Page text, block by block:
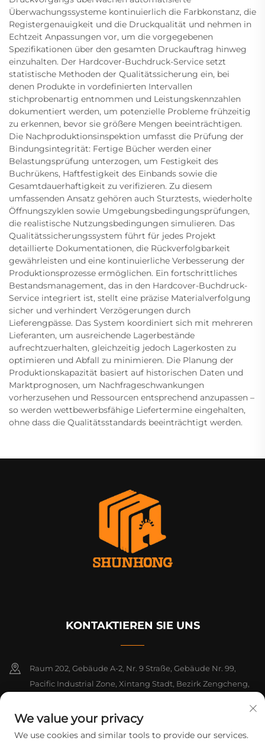
Überwachungssysteme kontinuierlich die Farbkonstanz, die
Registergenauigkeit und die Druckqualität und nehmen in
Echtzeit Anpassungen vor, um die vorgegebenen
Spezifikationen über den gesamten Druckauftrag hinweg
einzuhalten. Der Hardcover-Buchdruck-Service setzt
statistische Methoden der Qualitätssicherung ein, bei
denen Produkte in vordefinierten Intervallen
stichprobenartig entnommen und Leistungskennzahlen
dokumentiert werden, um potenzielle Probleme frühzeitig
zu erkennen, bevor sie größere Mengen beeinträchtigen.
Die Nachproduktionsinspektion umfasst die Prüfung der
Bindungsintegrität: Fertige Bücher werden einer
Belastungsprüfung unterzogen, um Festigkeit des
Buchrükens, Haftfestigkeit des Einbands sowie die
Gesamtdauerhaftigkeit zu verifizieren. Zu diesem
umfassenden Ansatz gehören auch Sturztests, wiederholte
Öffnungszyklen sowie Umgebungsbedingungsprüfungen,
die realistische Nutzungsbedingungen simulieren. Das
Qualitätssicherungssystem führt für jedes Projekt
detaillierte Dokumentationen, die Rückverfolgbarkeit
gewährleisten und eine kontinuierliche Verbesserung der
Produktionsprozesse ermöglichen. Ein fortschrittliches
Bestandsmanagement, das in den Hardcover-Buchdruck-
Service integriert ist, stellt eine präzise Materialverfolgung
sicher und verhindert Verzögerungen durch
Lieferengpässe. Das System koordiniert sich mit mehreren
Lieferanten, um ausreichende Lagerbestände
aufrechtzuerhalten, gleichzeitig jedoch Lagerkosten zu
optimieren und Abfall zu minimieren. Die Planung der
Produktionskapazität basiert auf historischen Daten und
Marktprognosen, um Nachfrageschwankungen
vorherzusehen und Ressourcen entsprechend anzupassen –
so werden wettbewerbsfähige Liefertermine eingehalten,
ohne dass die Qualitätsstandards beeinträchtigt werden.
KONTAKTIEREN SIE UNS
Raum 202, Gebäude A-2, Nr. 9 Straße, Gebäude Nr. 99,
Pacific Industrial Zone, Xintang Stadt, Bezirk Zengcheng,
+86-18925142858
We value your privacy
We use cookies and similar tools to provide our services.